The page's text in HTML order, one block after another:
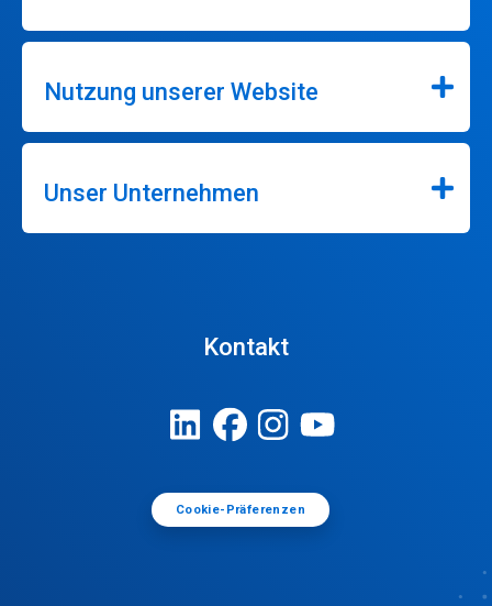
Nutzung unserer Website
Unser Unternehmen
Kontakt
Cookie-Präferenzen